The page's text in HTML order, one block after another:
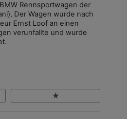
Rennsportwagen der
Der Wagen wurde nach
Ernst Loof an einen
verunfallte und wurde